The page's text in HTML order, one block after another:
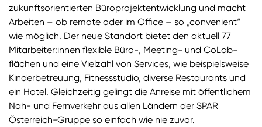
zukunftsorientierten Büroprojektentwicklung und macht
Arbeiten – ob remote oder im Office – so „convenient“
wie möglich. Der neue Standort bietet den aktuell 77
Mitarbeiter:innen flexible Büro-, Meeting- und CoLab-
flächen und eine Vielzahl von Services, wie beispielsweise
Kinderbetreuung, Fitnessstudio, diverse Restaurants und
ein Hotel. Gleichzeitig gelingt die Anreise mit öffentlichem
Nah- und Fernverkehr aus allen Ländern der SPAR
Österreich-Gruppe so einfach wie nie zuvor.